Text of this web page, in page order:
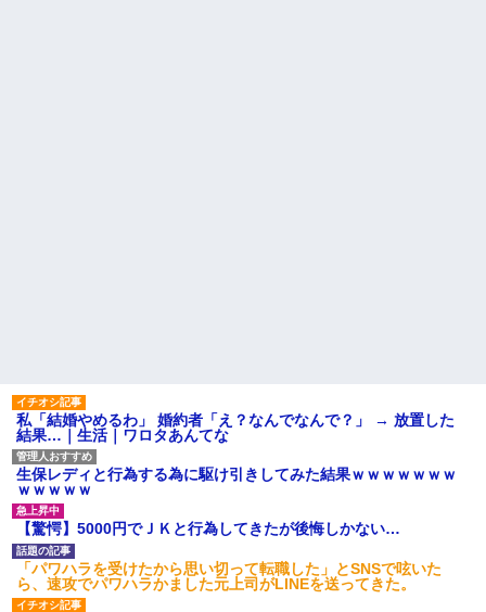
私「結婚やめるわ」 婚約者「え？なんでなんで？」 → 放置した
結果…｜生活｜ワロタあんてな
生保レディと行為する為に駆け引きしてみた結果ｗｗｗｗｗｗｗ
ｗｗｗｗｗ
【驚愕】5000円でＪＫと行為してきたが後悔しかない…
「パワハラを受けたから思い切って転職した」とSNSで呟いた
ら、速攻でパワハラかました元上司がLINEを送ってきた。